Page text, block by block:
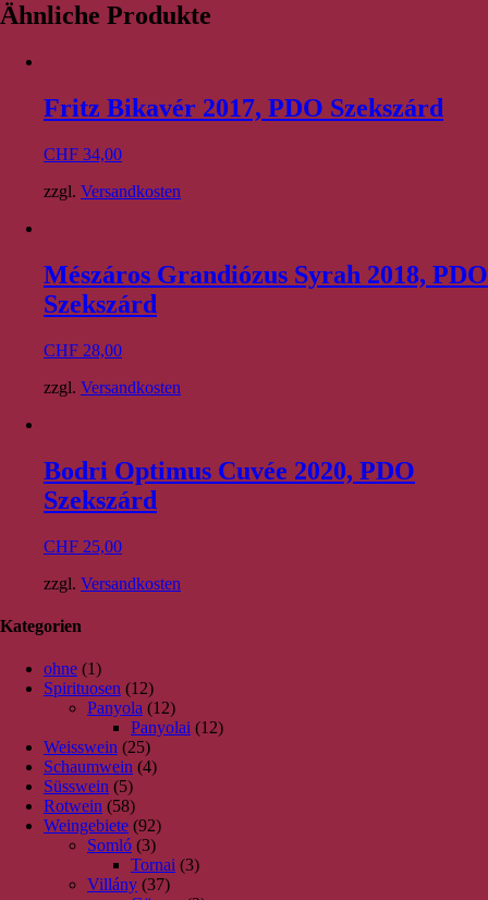
Ähnliche Produkte
Fritz Bikavér 2017, PDO Szekszárd
CHF 34,00
zzgl. Versandkosten
Mészáros Grandiózus Syrah 2018, PDO
Szekszárd
CHF 28,00
zzgl. Versandkosten
Bodri Optimus Cuvée 2020, PDO
Szekszárd
CHF 25,00
zzgl. Versandkosten
Kategorien
ohne (1)
Spirituosen (12)
Panyola (12)
Panyolai (12)
Weisswein (25)
Schaumwein (4)
Süsswein (5)
Rotwein (58)
Weingebiete (92)
Somló (3)
Tornai (3)
Villány (37)